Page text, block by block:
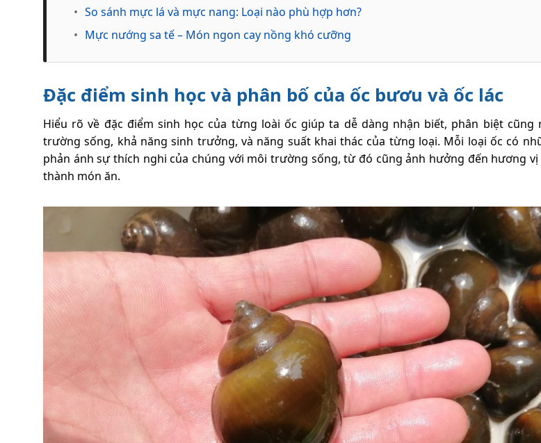
• So sánh mực lá và mực nang: Loại nào phù hợp hơn?
• Mực nướng sa tế – Món ngon cay nồng khó cưỡng
Đặc điểm sinh học và phân bố của ốc bươu và ốc lác
Hiểu rõ về đặc điểm sinh học của từng loài ốc giúp ta dễ dàng nhận biết, phân biệt
trường sống, khả năng sinh trưởng, và năng suất khai thác của từng loại. Mỗi loại ốc có
phản ánh sự thích nghi của chúng với môi trường sống, từ đó cũng ảnh hưởng đến hương
thành món ăn.